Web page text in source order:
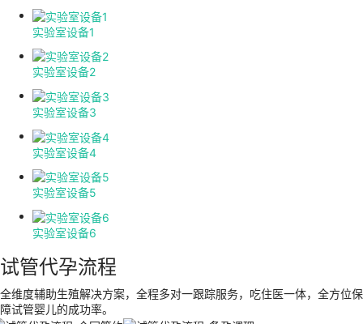
实验室设备1
实验室设备2
实验室设备3
实验室设备4
实验室设备5
实验室设备6
试管代孕流程
全维度辅助生殖解决方案，全程多对一跟踪服务，吃住医一体，全方位保
障试管婴儿的成功率。